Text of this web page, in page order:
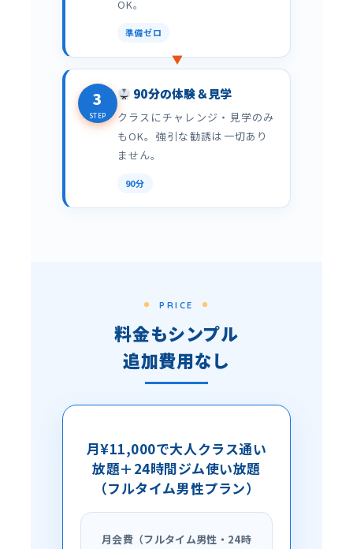
OK。
準備ゼロ
3
STEP
90分の体験＆見学
クラスにチャレンジ・見学のみ
もOK。強引な勧誘は一切あり
ません。
90分
PRICE
料金もシンプル
追加費用なし
月¥11,000で大人クラス通い
放題＋24時間ジム使い放題
（フルタイム男性プラン）
月会費（フルタイム男性・24時